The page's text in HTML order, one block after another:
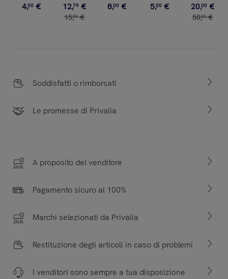
4,00 € 12,79 €
15,99 €
8,00 € 5,00 € 20,00 €
50,00 €
Soddisfatti o rimborsati
Le promesse di Privalia
A proposito del venditore
Pagamento sicuro al 100%
Marchi selezionati da Privalia
Restituzione degli articoli in caso di problemi
I venditori sono sempre a tua disposizione